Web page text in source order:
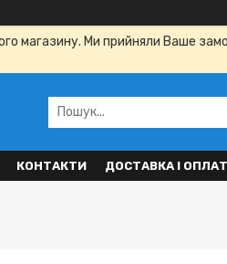
магазину. Ми прийняли Ваше
КОНТАКТИ ДОСТАВКА І